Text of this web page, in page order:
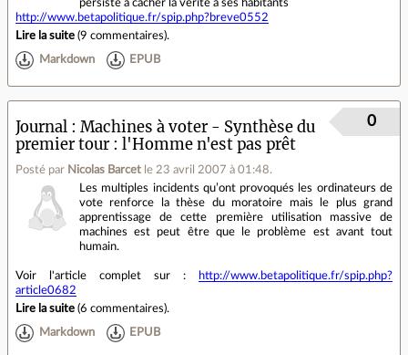
persiste à cacher la vérité à ses habitants
http://www.betapolitique.fr/spip.php?breve0552
Lire la suite (9 commentaires).
Markdown EPUB
Journal
Machines à voter - Synthèse du
premier tour : l'Homme n'est pas prêt
Posté par Nicolas Barcet le 23 avril 2007 à 01:48.
0
Les multiples incidents qu’ont provoqués les ordinateurs de
vote renforce la thèse du moratoire mais le plus grand
apprentissage de cette première utilisation massive de
machines est peut être que le problème est avant tout
humain.
Voir l'article complet sur :
http://www.betapolitique.fr/spip.php?
article0682
Lire la suite (6 commentaires).
Markdown EPUB